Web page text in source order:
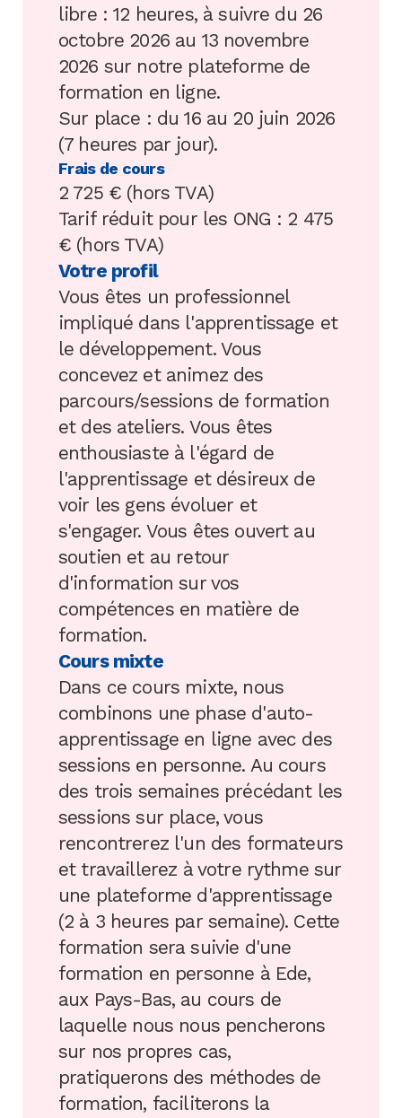
libre : 12 heures, à suivre du 26
octobre 2026 au 13 novembre
2026 sur notre plateforme de
formation en ligne.
Sur place : du 16 au 20 juin 2026
(7 heures par jour).
Frais de cours
2 725 € (hors TVA)
Tarif réduit pour les ONG : 2 475
€ (hors TVA)
Votre profil
Vous êtes un professionnel
impliqué dans l'apprentissage et
le développement. Vous
concevez et animez des
parcours/sessions de formation
et des ateliers. Vous êtes
enthousiaste à l'égard de
l'apprentissage et désireux de
voir les gens évoluer et
s'engager. Vous êtes ouvert au
soutien et au retour
d'information sur vos
compétences en matière de
formation.
Cours mixte
Dans ce cours mixte, nous
combinons une phase d'auto-
apprentissage en ligne avec des
sessions en personne. Au cours
des trois semaines précédant les
sessions sur place, vous
rencontrerez l'un des formateurs
et travaillerez à votre rythme sur
une plateforme d'apprentissage
(2 à 3 heures par semaine). Cette
formation sera suivie d'une
formation en personne à Ede,
aux Pays-Bas, au cours de
laquelle nous nous pencherons
sur nos propres cas,
pratiquerons des méthodes de
formation, faciliterons la